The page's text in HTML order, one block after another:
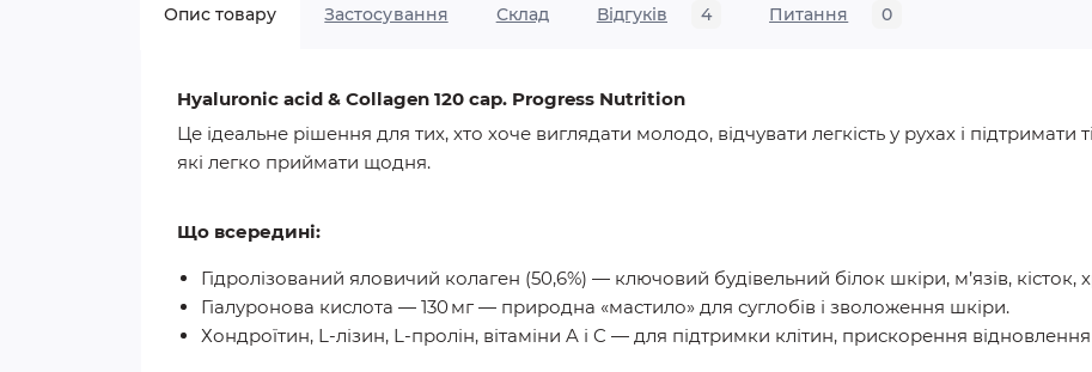
Опис товару Застосування Склад Відгуків 4 Питання 0
Hyaluronic acid & Collagen 120 cap. Progress Nutrition
Це ідеальне рішення для тих, хто хоче виглядати молодо, відчувати легкість у рухах і
які легко приймати щодня.
Що всередині:
Гідролізований яловичий колаген (50,6%) — ключовий будівельний білок шкіри, м’язів, кісток,
Гіалуронова кислота — 130 мг — природна «мастило» для суглобів і зволоження шкіри.
Хондроїтин, L‑лізин, L‑пролін, вітаміни A і C — для підтримки клітин, прискорення відновлення